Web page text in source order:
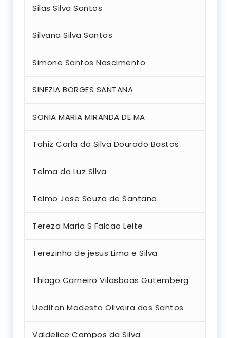
Silas Silva Santos
Silvana Silva Santos
Simone Santos Nascimento
SINEZIA BORGES SANTANA
SONIA MARIA MIRANDA DE MA
Tahiz Carla da Silva Dourado Bastos
Telma da Luz Silva
Telmo Jose Souza de Santana
Tereza Maria S Falcao Leite
Terezinha de jesus Lima e Silva
Thiago Carneiro Vilasboas Gutemberg
Uediton Modesto Oliveira dos Santos
Valdelice Campos da Silva